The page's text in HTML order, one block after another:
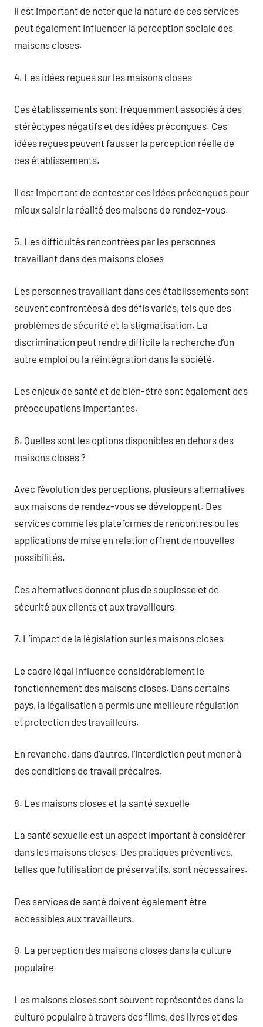
Il est important de noter que la nature de ces services
peut également influencer la perception sociale des
maisons closes.
4. Les idées reçues sur les maisons closes
Ces établissements sont fréquemment associés à des
stéréotypes négatifs et des idées préconçues. Ces
idées reçues peuvent fausser la perception réelle de
ces établissements.
Il est important de contester ces idées préconçues pour
mieux saisir la réalité des maisons de rendez-vous.
5. Les difficultés rencontrées par les personnes
travaillant dans des maisons closes
Les personnes travaillant dans ces établissements sont
souvent confrontées à des défis variés, tels que des
problèmes de sécurité et la stigmatisation. La
discrimination peut rendre difficile la recherche d’un
autre emploi ou la réintégration dans la société.
Les enjeux de santé et de bien-être sont également des
préoccupations importantes.
6. Quelles sont les options disponibles en dehors des
maisons closes ?
Avec l’évolution des perceptions, plusieurs alternatives
aux maisons de rendez-vous se développent. Des
services comme les plateformes de rencontres ou les
applications de mise en relation offrent de nouvelles
possibilités.
Ces alternatives donnent plus de souplesse et de
sécurité aux clients et aux travailleurs.
7. L’impact de la législation sur les maisons closes
Le cadre légal influence considérablement le
fonctionnement des maisons closes. Dans certains
pays, la légalisation a permis une meilleure régulation
et protection des travailleurs.
En revanche, dans d’autres, l’interdiction peut mener à
des conditions de travail précaires.
8. Les maisons closes et la santé sexuelle
La santé sexuelle est un aspect important à considérer
dans les maisons closes. Des pratiques préventives,
telles que l’utilisation de préservatifs, sont nécessaires.
Des services de santé doivent également être
accessibles aux travailleurs.
9. La perception des maisons closes dans la culture
populaire
Les maisons closes sont souvent représentées dans la
culture populaire à travers des films, des livres et des